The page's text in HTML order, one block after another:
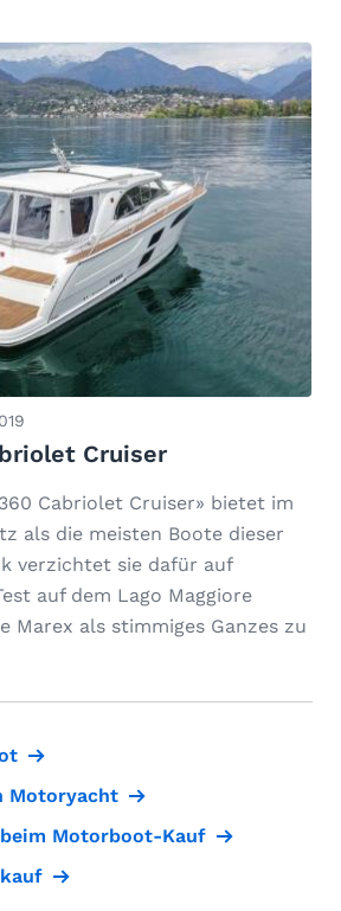
Cruiser
Cabriolet Cruiser» bietet im
als die meisten Boote dieser
verzichtet sie dafür auf
auf dem Lago Maggiore
Marex als stimmiges Ganzes zu
Motoryacht
Motorboot-Kauf